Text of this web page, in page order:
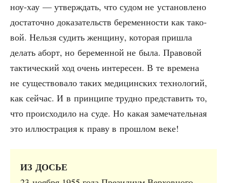
ноу-хау — утвер­ждать, что судом не уста­нов­ле­но
доста­точ­но дока­за­тельств бере­мен­но­сти как тако­
вой. Нель­зя судить жен­щи­ну, кото­рая при­шла
делать аборт, но бере­мен­ной не была. Пра­во­вой
так­ти­че­ский ход очень инте­ре­сен. В те вре­ме­на
не суще­ство­ва­ло таких меди­цин­ских тех­но­ло­гий,
как сейчас. И в прин­ци­пе труд­но пред­ста­вить то,
что про­ис­хо­ди­ло на суде. Но какая заме­ча­тель­ная
это иллю­стра­ция к пра­ву в про­шлом веке!
ИЗ ДОСЬЕ